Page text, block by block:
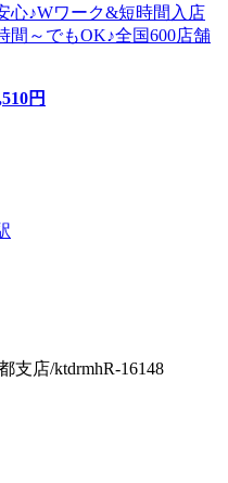
心♪Wワーク&短時間入店
～でもOK♪全国600店舗
円
支店/ktdrmhR-16148